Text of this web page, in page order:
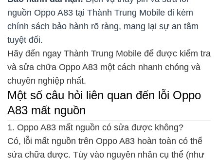
nguồn Oppo A83 tại Thành Trung Mobile đi kèm
chính sách bảo hành rõ ràng, mang lại sự an tâm
tuyệt đối.
Hãy đến ngay Thành Trung Mobile để được kiểm tra
và sửa chữa Oppo A83 một cách nhanh chóng và
chuyên nghiệp nhất.
Một số câu hỏi liên quan đến lỗi Oppo
A83 mất nguồn
1. Oppo A83 mất nguồn có sửa được không?
Có, lỗi mất nguồn trên Oppo A83 hoàn toàn có thể
sửa chữa được. Tùy vào nguyên nhân cụ thể (như